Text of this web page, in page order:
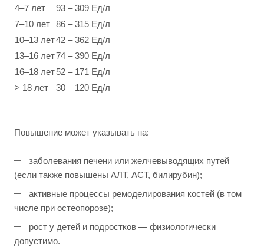
4–7 лет
93 – 309 Ед/л
7–10 лет 86 – 315 Ед/л
10–13 лет42 – 362 Ед/л
13–16 лет74 – 390 Ед/л
16–18 лет52 – 171 Ед/л
> 18 лет
30 – 120 Ед/л
Повышение может указывать на:
заболевания печени или желчевыводящих путей
(если также повышены АЛТ, АСТ, билирубин);
активные процессы ремоделирования костей (в том
числе при остеопорозе);
рост у детей и подростков — физиологически
допустимо.